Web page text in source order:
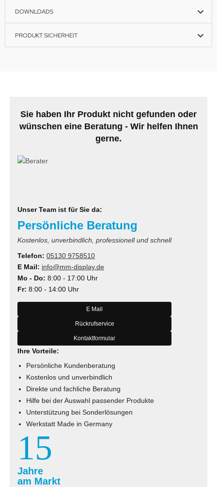
DOWNLOADS
PRODUKT SICHERHEIT
Sie haben Ihr Produkt nicht gefunden oder
wünschen eine Beratung - Wir helfen Ihnen
gerne.
Unser Team ist für Sie da:
Persönliche Beratung
Kostenlos, unverbindlich, professionell und schnell
Telefon: 05130 9758510
E Mail: info@mm-display.de
Mo - Do: 8:00 - 17:00 Uhr
Fr: 8:00 - 14:00 Uhr
E Mail
Rückrufservice
Kontaktformular
Ihre Vorteile:
Persönliche Kundenberatung
Kostenlos und unverbindlich
Direkte und fachliche Beratung
Hilfe bei der Auswahl passender Produkte
Unterstützung bei Sonderlösungen
Werkstatt Made in Germany
15
Jahre
am Markt